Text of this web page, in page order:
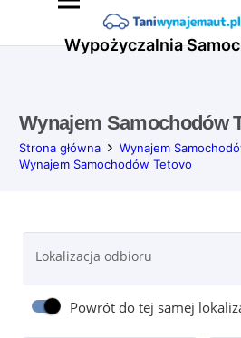
Wypożyczalnia
Wynajem Samochodów
Strona główna
Wynajem
Wynajem Samochodów Tetovo
Lokalizacja odbioru
Powrót do tej samej